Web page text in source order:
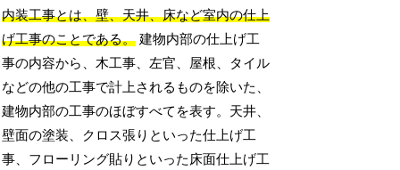
内装工事とは、壁、天井、床など室内の仕上
げ工事のことである。 建物内部の仕上げ工
事の内容から、木工事、左官、屋根、タイル
などの他の工事で計上されるものを除いた、
建物内部の工事のほぼすべてを表す。天井、
壁面の塗装、クロス張りといった仕上げ工
事、フローリング貼りといった床面仕上げ工